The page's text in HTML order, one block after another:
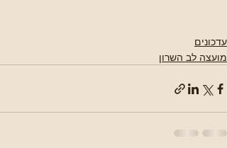
עדכונים
מועצה לב השרון